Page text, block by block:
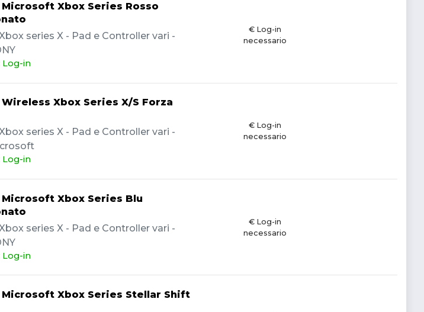
Xbox Series Rosso
series X - Pad e Controller vari -
Log-in
€ Log-in
necessario
Xbox Series X/S Forza
series X - Pad e Controller vari -
Log-in
€ Log-in
necessario
Xbox Series Blu
series X - Pad e Controller vari -
Log-in
€ Log-in
necessario
Xbox Series Stellar Shift